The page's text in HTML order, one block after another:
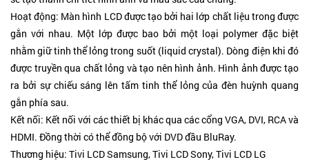
Hoạt động: Màn hình LCD được tạo bởi hai lớp chất liệu trong được
gắn với nhau. Một lớp được bao bởi một loại polymer đặc biệt
nhằm giữ tinh thể lỏng trong suốt (liquid crystal). Dòng điện khi đó
được truyền qua chất lỏng và tạo nên hình ảnh. Hình ảnh được tạo
ra bởi sự chiếu sáng lên tấm tinh thể lỏng của đèn huỳnh quang
gắn phía sau.
Kết nối: Kết nối với các thiết bị khác qua các cổng VGA, DVI, RCA và
HDMI. Đồng thời có thể đồng bộ với DVD đầu BluRay.
Thương hiệu: Tivi LCD Samsung, Tivi LCD Sony, Tivi LCD LG